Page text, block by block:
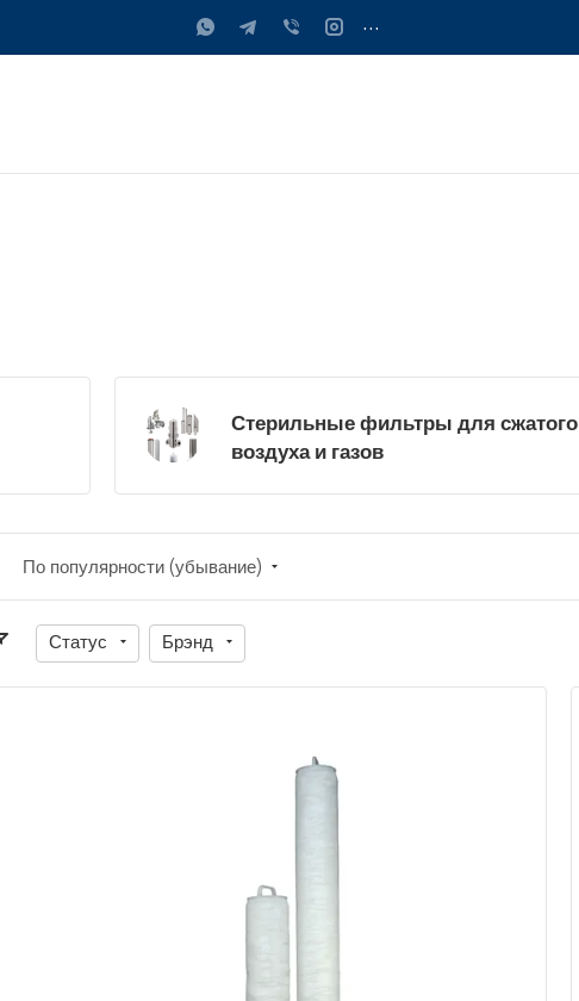
...
Стерильные фильтры для сжатого
воздуха и газов
По популярности (убывание)
Статус Брэнд